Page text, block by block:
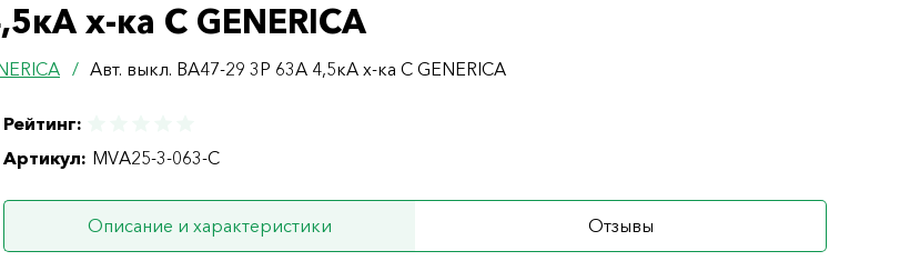
х-ка С GENERICA
/ Авт. выкл. ВА47-29 3Р 63А 4,5кА х-ка С GENERICA
Рейтинг:
Артикул: MVA25-3-063-C
Описание и характеристики Отзывы